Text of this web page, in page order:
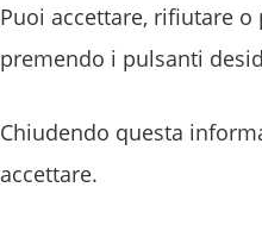
Puoi accettare, rifiutare
premendo i pulsanti
Chiudendo questa
accettare.